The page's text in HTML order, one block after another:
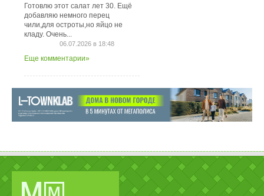
Готовлю этот салат лет 30. Ещё
добавляю немного перец
чили,для остроты,но яйцо не
кладу. Очень...
06.07.2026 в 18:48
Еще комментарии»